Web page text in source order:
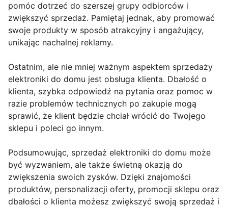
pomóc dotrzeć do szerszej grupy odbiorców i
zwiększyć sprzedaż. Pamiętaj jednak, aby promować
swoje produkty w sposób atrakcyjny i angażujący,
unikając nachalnej reklamy.
Ostatnim, ale nie mniej ważnym aspektem sprzedaży
elektroniki do domu jest obsługa klienta. Dbałość o
klienta, szybka odpowiedź na pytania oraz pomoc w
razie problemów technicznych po zakupie mogą
sprawić, że klient będzie chciał wrócić do Twojego
sklepu i poleci go innym.
Podsumowując, sprzedaż elektroniki do domu może
być wyzwaniem, ale także świetną okazją do
zwiększenia swoich zysków. Dzięki znajomości
produktów, personalizacji oferty, promocji sklepu oraz
dbałości o klienta możesz zwiększyć swoją sprzedaż i